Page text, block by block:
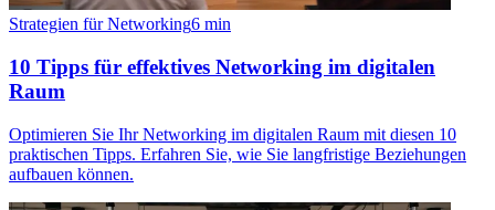
Strategien für Networking6 min
10 Tipps für effektives Networking im digitalen
Raum
Optimieren Sie Ihr Networking im digitalen Raum mit diesen 10
praktischen Tipps. Erfahren Sie, wie Sie langfristige Beziehungen
aufbauen können.